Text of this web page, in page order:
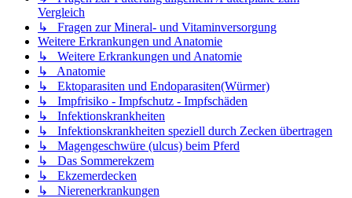
Vergleich
↳ Fragen zur Mineral- und Vitaminversorgung
Weitere Erkrankungen und Anatomie
↳ Weitere Erkrankungen und Anatomie
↳ Anatomie
↳ Ektoparasiten und Endoparasiten(Würmer)
↳ Impfrisiko - Impfschutz - Impfschäden
↳ Infektionskrankheiten
↳ Infektionskrankheiten speziell durch Zecken übertragen
↳ Magengeschwüre (ulcus) beim Pferd
↳ Das Sommerekzem
↳ Ekzemerdecken
↳ Nierenerkrankungen